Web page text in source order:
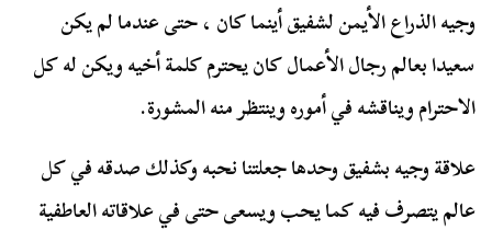
وجيه الذراع الأيمن لشفيق أينما كان ، حتى عندما لم يكن
سعيدا بعالم رجال الأعمال كان يحترم كلمة أخيه ويكن له كل
الاحترام ويناقشه في أموره وينتظر منه المشورة.
علاقة وجيه بشفيق وحدها جعلتنا نحبه وكذلك صدقه في كل
عالم يتصرف فيه كما يحب ويسعى حتى في علاقاته العاطفية